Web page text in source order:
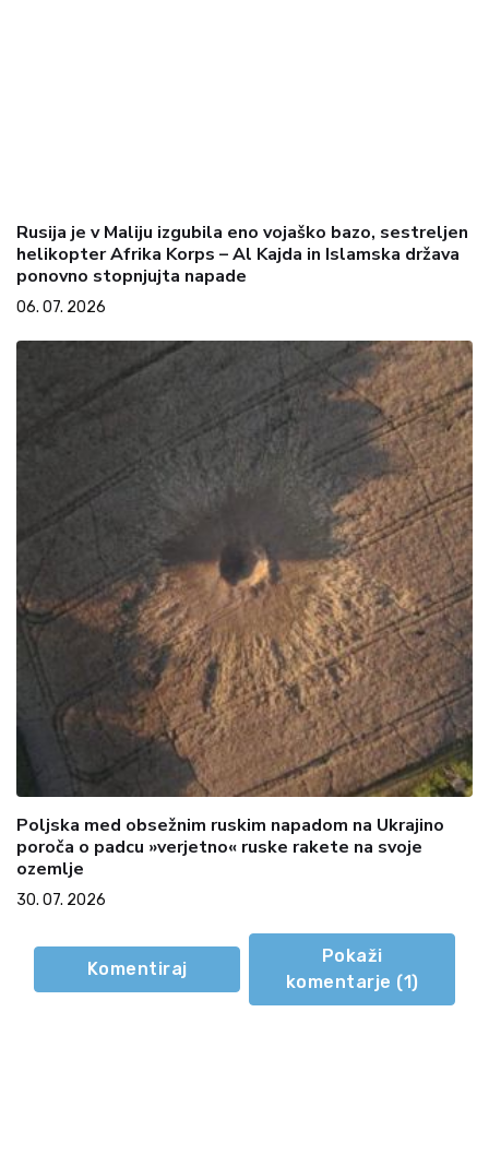
Rusija je v Maliju izgubila eno vojaško bazo, sestreljen
helikopter Afrika Korps – Al Kajda in Islamska država
ponovno stopnjujta napade
06. 07. 2026
Poljska med obsežnim ruskim napadom na Ukrajino
poroča o padcu »verjetno« ruske rakete na svoje
ozemlje
30. 07. 2026
Komentiraj
Pokaži
komentarje (1)